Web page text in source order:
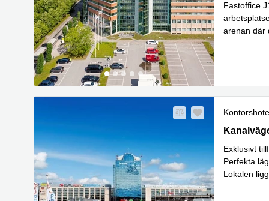
Fastoffice
arenan där
Exklusivt
Perfekta
Lokalen